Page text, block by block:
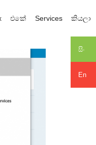
සිං
En
එකේ Services කියලා